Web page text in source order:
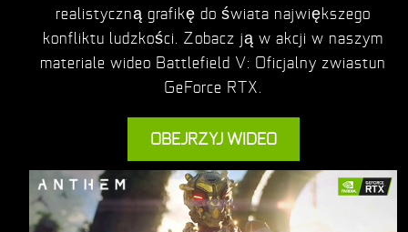
realistyczną grafikę do świata największego
konfliktu ludzkości. Zobacz ją w akcji w naszym
materiale wideo Battlefield V: Oficjalny zwiastun
GeForce RTX.
OBEJRZYJ WIDEO